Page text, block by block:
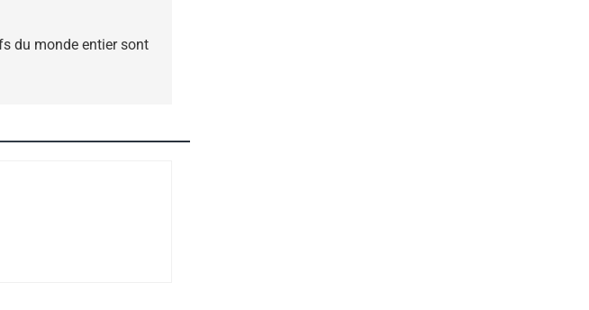
du monde entier sont
Azilal Consacrés Produits Du